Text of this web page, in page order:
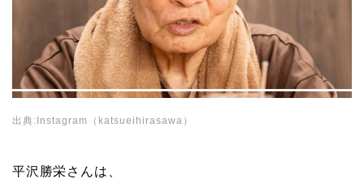
出典:Instagram（katsueihirasawa）
平沢勝栄さんは、